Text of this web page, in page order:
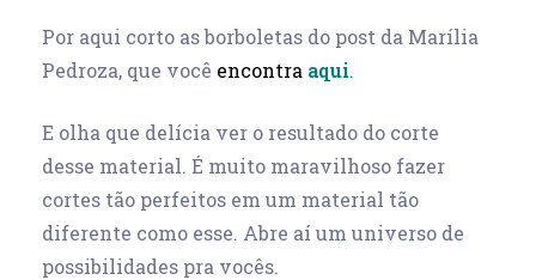
Por aqui corto as borboletas do post da Marília
Pedroza, que você encontra aqui.
E olha que delícia ver o resultado do corte
desse material. É muito maravilhoso fazer
cortes tão perfeitos em um material tão
diferente como esse. Abre aí um universo de
possibilidades pra vocês.